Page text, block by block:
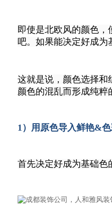
即使是北欧风的颜色，
吧。如果能决定好成为
这就是说，颜色选择和
颜色的混乱而形成纯
1） 用原色导入鲜艳&
首先决定好成为基础色